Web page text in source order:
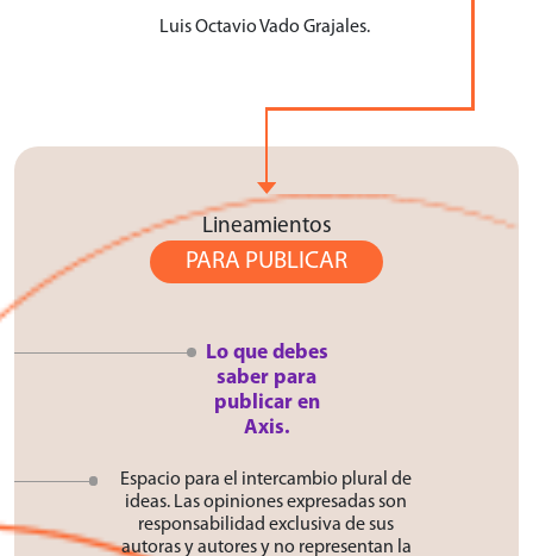
Luis Octavio Vado Grajales.
Lineamientos
PARA PUBLICAR
Lo que debes
saber para
publicar en
Axis.
Espacio para el intercambio plural de
ideas. Las opiniones expresadas son
responsabilidad exclusiva de sus
autoras y autores y no representan la